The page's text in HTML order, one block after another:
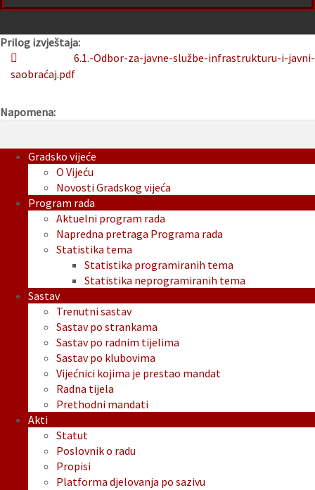
Prilog izvještaja:
6.1.-Odbor-za-javne-službe-infrastrukturu-i-javni-
saobraćaj.pdf
Napomena:
Gradsko vijeće
O Vijeću
Novosti Gradskog vijeća
Program rada
Aktuelni program rada
Napredna pretraga Programa rada
Statistika tema
Statistika programiranih tema
Statistika neprogramiranih tema
Sastav
Trenutni sastav
Sastav po strankama
Sastav po radnim tijelima
Sastav po klubovima
Vijećnici kojima je prestao mandat
Radna tijela
Prethodni mandati
Akti
Statut
Poslovnik o radu
Propisi
Platforma djelovanja po sazivu